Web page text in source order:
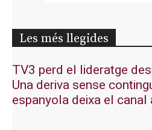
Les més llegides
TV3 perd el lideratge
Una deriva sense
espanyola deixa el canal